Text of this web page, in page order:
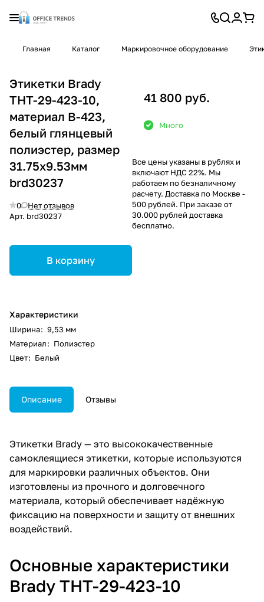
Главная Каталог Маркировочное оборудование
Этикетки Brady
THT-29-423-10,
материал В-423,
белый глянцевый
полиэстер, размер
31.75х9.53мм
brd30237
0
Нет отзывов
Арт. brd30237
В корзину
Характеристики
Ширина: 9,53 мм
Материал: Полиэстер
Цвет: Белый
41 800 руб.
Много
Все цены указаны в рублях и
включают НДС 22%. Мы
работаем по безналичному
расчету. Доставка по Москве -
500 рублей. При заказе от
30.000 рублей доставка
бесплатно.
Описание Отзывы
Этикетки Brady — это высококачественные
самоклеящиеся этикетки, которые используются
для маркировки различных объектов. Они
изготовлены из прочного и долговечного
материала, который обеспечивает надёжную
фиксацию на поверхности и защиту от внешних
воздействий.
Основные характеристики
Brady THT-29-423-10